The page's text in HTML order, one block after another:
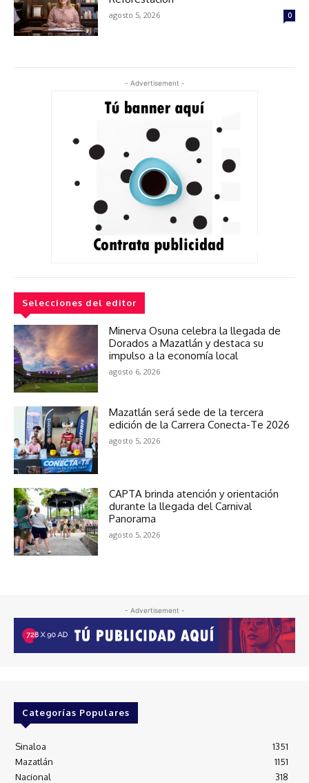
agosto 5, 2026 0
- Advertisement -
Selecciones del editor
Minerva Osuna celebra la llegada de
Dorados a Mazatlán y destaca su
impulso a la economía local
agosto 6, 2026
Mazatlán será sede de la tercera
edición de la Carrera Conecta-Te 2026
agosto 5, 2026
CAPTA brinda atención y orientación
durante la llegada del Carnival
Panorama
agosto 5, 2026
- Advertisement -
Categorías Populares
Sinaloa
1351
Mazatlán
1151
Nacional
318